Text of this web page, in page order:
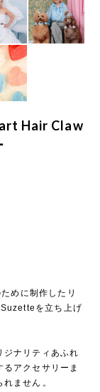
Hair Claw
めに制作したリ
を立ち上げ
ジナリティあふれ
アクセサリーま
ません⁡。